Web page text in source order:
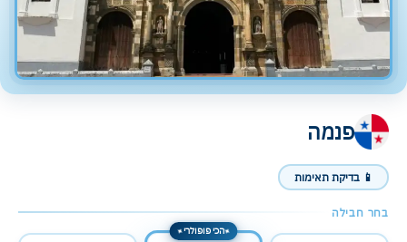
פנמה
📱 בדיקת תאימות
בחר חבילה
✦הכי פופולרי✦